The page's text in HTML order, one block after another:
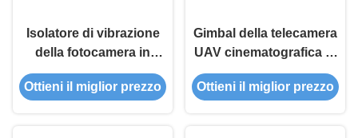
Isolatore di vibrazione
della fotocamera in
acciaio inossidabile per
la fotografia aerea
Ottieni il miglior prezzo
Gimbal della telecamera
UAV cinematografica in
acciaio inossidabile per
elicotteri Drone GRY-
Ottieni il miglior prezzo